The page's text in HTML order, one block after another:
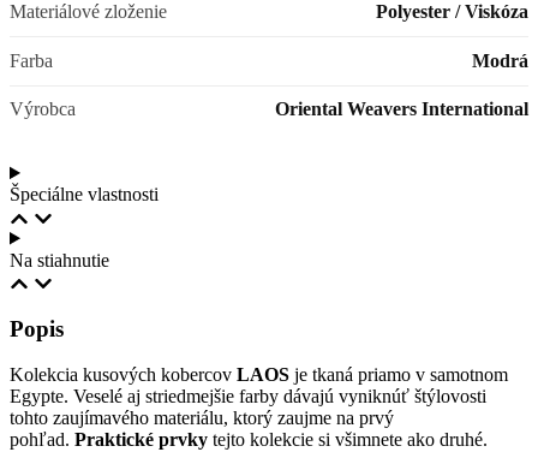
Materiálové zloženie Polyester / Viskóza
Farba Modrá
Výrobca Oriental Weavers International
Špeciálne vlastnosti
Na stiahnutie
Popis
Kolekcia kusových kobercov LAOS je tkaná priamo v samotnom
Egypte. Veselé aj striedmejšie farby dávajú vyniknúť štýlovosti
tohto zaujímavého materiálu, ktorý zaujme na prvý
pohľad. Praktické prvky tejto kolekcie si všimnete ako druhé.